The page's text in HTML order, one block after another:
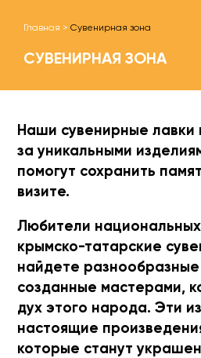
Главная > Сувенирная зона
СУВЕНИРНАЯ ЗОНА
Наши сувенирные лавки
за уникальными
помогут сохранить
визите.
Любители национальных
крымско-татарские
найдете
созданные мастерами,
дух этого народа. Эти
настоящие
которые станут